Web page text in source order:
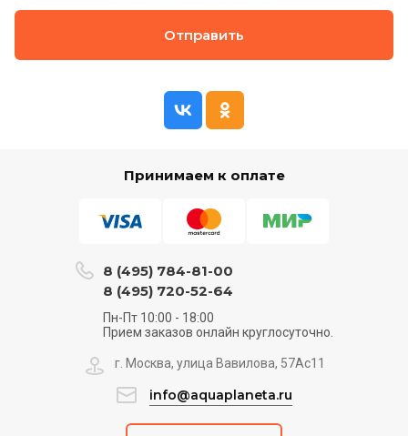
Отправить
Принимаем к оплате
8 (495) 784-81-00
8 (495) 720-52-64
Пн-Пт 10:00 - 18:00
Прием заказов онлайн круглосуточно.
г. Москва, улица Вавилова, 57Ас11
info@aquaplaneta.ru